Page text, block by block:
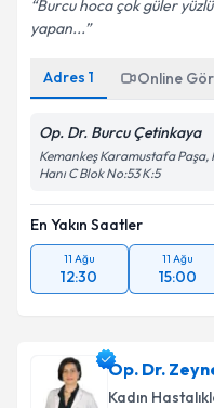
Burcu hoca çok güler
yapan...
Adres 1 Online
Op. Dr. Burcu Çetinkaya
Kemankeş Karamustafa Paşa,
Hanı C Blok No:53 K:5
En Yakın Saatler
11 Ağu
12:30
11 Ağu
15:00
Op. Dr.
Kadın